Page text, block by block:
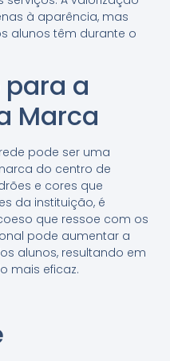
à aparência, mas
alunos têm durante o
a
Marca
pode ser uma
do centro de
e cores que
da instituição, é
que ressoe com os
pode aumentar a
alunos, resultando em
mais eficaz.